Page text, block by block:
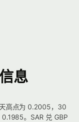
息
高点为 0.2005，30
。SAR 兑 GBP